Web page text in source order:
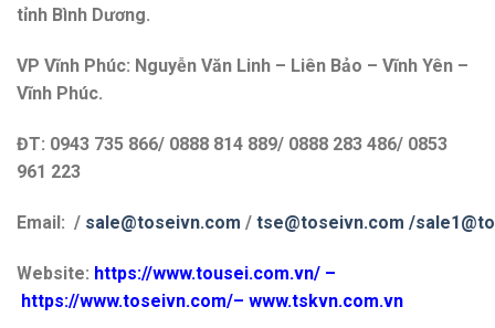
tỉnh Bình Dương.
VP Vĩnh Phúc: Nguyễn Văn Linh – Liên Bảo – Vĩnh Yên –
Vĩnh Phúc.
ĐT: 0943 735 866/ 0888 814 889/ 0888 283 486/ 0853
961 223
Email: / sale@toseivn.com / tse@toseivn.com /
Website: https://www.tousei.com.vn/ –
https://www.toseivn.com/– www.tskvn.com.vn